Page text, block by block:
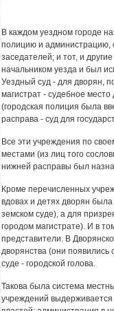
В каждом уездном городе
полицию и администрацию,
заседателей; и тот, и
начальником уезда и был
Уездный суд - для дворян,
магистрат - судебное
(городская полиция была
расправа - суд для
Все эти учреждения по
местами (из лиц того
нижней расправы был
Кроме перечисленных
вдовах и детях дворян
земском суде), а для
городом магистрате). И в
представители. В
дворянства (они появились
суде - городской голова.
Такова была система
учреждений